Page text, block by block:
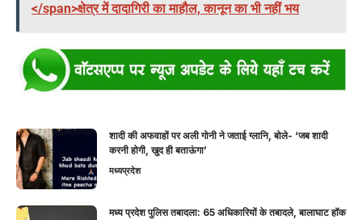
</span>क्षेत्र में दादागिरी का माहौल, कानून का भी नहीं भय
शादी की अफवाहों पर अली गोनी ने जताई ग्लानि, बोले- ‘जब शादी
करनी होगी, खुद ही बताऊंगा’
मध्यप्रदेश
मध्य प्रदेश पुलिस तबादला: 65 अधिकारियों के तबादले, बालाघाट हॉक